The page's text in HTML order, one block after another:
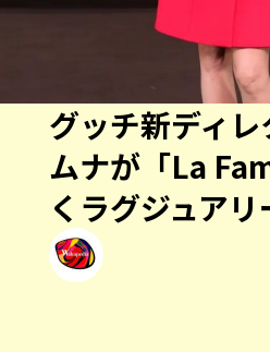
グッチ新ディ
ムナが「La
くラグジュア